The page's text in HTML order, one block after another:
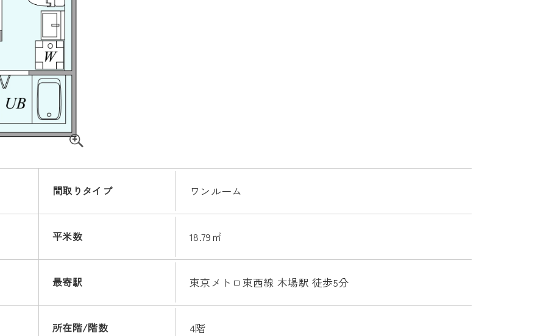
間取りタイプ ワンルーム
平米数 18.79㎡
最寄駅 東京メトロ東西線 木場駅 徒歩5分
所在階/階数 4階